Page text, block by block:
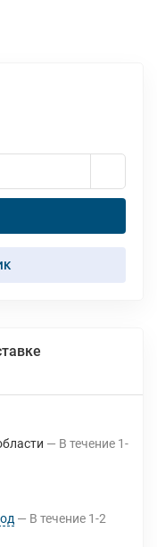
В течение 1-
В течение 1-2